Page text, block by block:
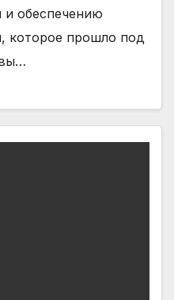
и обеспечению
которое прошло под